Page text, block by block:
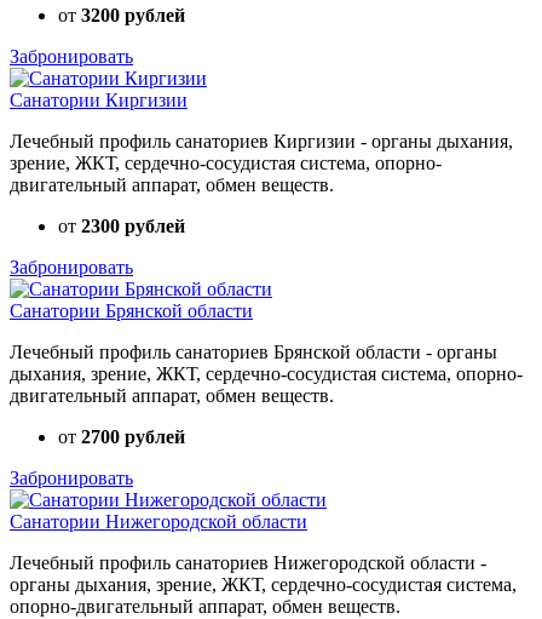
от 3200 рублей
Забронировать
Санатории Киргизии
Лечебный профиль санаториев Киргизии - органы дыхания,
зрение, ЖКТ, сердечно-сосудистая система, опорно-
двигательный аппарат, обмен веществ.
от 2300 рублей
Забронировать
Санатории Брянской области
Лечебный профиль санаториев Брянской области - органы
дыхания, зрение, ЖКТ, сердечно-сосудистая система, опорно-
двигательный аппарат, обмен веществ.
от 2700 рублей
Забронировать
Санатории Нижегородской области
Лечебный профиль санаториев Нижегородской области -
органы дыхания, зрение, ЖКТ, сердечно-сосудистая система,
опорно-двигательный аппарат, обмен веществ.